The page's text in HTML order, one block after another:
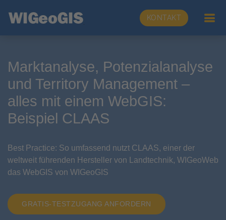
KONTAKT
Marktanalyse, Potenzialanalyse
und Territory Management –
alles mit einem WebGIS:
Beispiel CLAAS
Best Practice: So umfassend nutzt CLAAS, einer der
weltweit führenden Hersteller von Landtechnik, WIGeoWeb
das WebGIS von WIGeoGIS
GRATIS-TESTZUGANG ANFORDERN